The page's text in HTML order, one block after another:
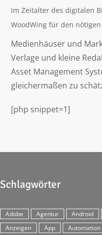
Im Zeitalter des digitalen
WoodWing für den
Medienhäuser und
Verlage und kleine
Asset Management
gleichermaßen zu
[php snippet=1]
Schlagwörter
Adobe Agentur Android
Anzeigen
App Automation